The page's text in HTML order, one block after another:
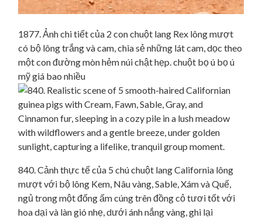
1877. Ảnh chi tiết của 2 con chuột lang Rex lông mượt
có bộ lông trắng và cam, chia sẻ những lát cam, dọc theo
một con đường mòn hẻm núi chật hẹp. chuột bọ ú bọ ú
mỹ giá bao nhiều
840. Cảnh thực tế của 5 chú chuột lang California lông
mượt với bộ lông Kem, Nâu vàng, Sable, Xám và Quế,
ngủ trong một đống ấm cúng trên đồng cỏ tươi tốt với
hoa dại và làn gió nhẹ, dưới ánh nắng vàng, ghi lại